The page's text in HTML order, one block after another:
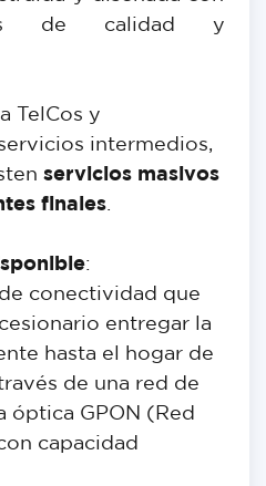
de calidad y
TelCos y
intermedios,
servicios masivos
finales.
:
conectividad que
entregar la
hasta el hogar de
de una red de
óptica GPON (Red
capacidad